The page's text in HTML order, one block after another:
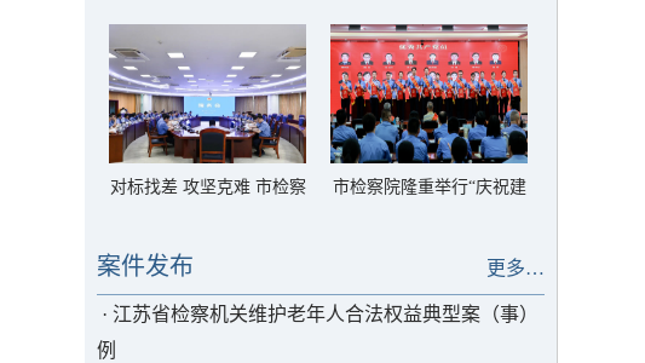
察工作现场会召开
析会暨基层院建设推进会
对标找差 攻坚克难 市检察
市检察院隆重举行“庆祝建
学习教育专题党课更多…
案件发布
· 江苏省检察机关维护老年人合法权益典型案（事）
例